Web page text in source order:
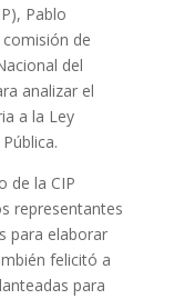
Pablo
de
del
analizar el
a la Ley
de la CIP
representantes
para elaborar
felicitó a
para